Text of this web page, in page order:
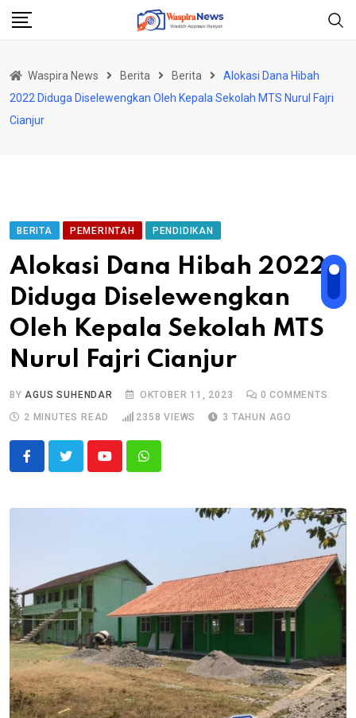
Skip
Waspira News Berita Berita
Alokasi Dana Hibah
2022 Diduga Diselewengkan Oleh Kepala Sekolah MTS Nurul Fajri
Cianjur
BERITA PEMERINTAH PENDIDIKAN
Alokasi Dana Hibah 2022
Diduga Diselewengkan
Oleh Kepala Sekolah MTS
Nurul Fajri Cianjur
BYAGUS SUHENDAR OKTOBER 11, 2023 0 COMMENTS
2 MINUTES READ
2358 VIEWS 3 TAHUN AGO
YoutubeWhatsapp